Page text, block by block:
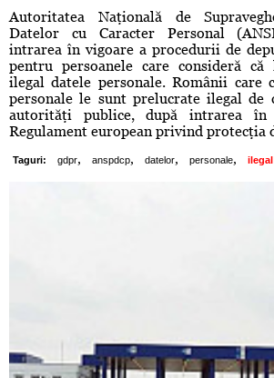
Autoritatea Naţională de
Datelor cu Caracter Personal
intrarea în vigoare a procedurii de
pentru persoanele care consideră
ilegal datele personale. Românii care
personale le sunt prelucrate ilegal de
autorităţi publice, după intrarea
Regulament european privind protecţia
Taguri: gdpr, anspdcp, datelor, personale, ilegal